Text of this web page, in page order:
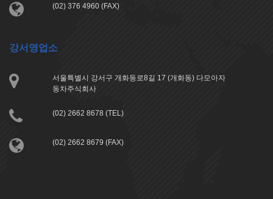
(02) 376 4960 (FAX)
강서영업소
서울특별시 강서구 개화동로8길 17 (개화동) 다모아자
동차주식회사
(02) 2662 8678 (TEL)
(02) 2662 8679 (FAX)